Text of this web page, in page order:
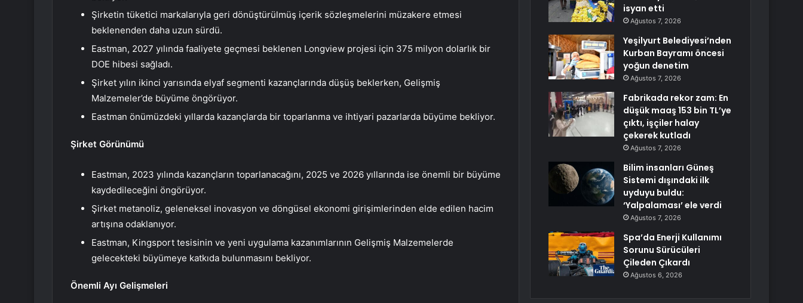
Şirketin tüketici markalarıyla geri dönüştürülmüş içerik sözleşmelerini müzakere etmesi
beklenenden daha uzun sürdü.
Eastman, 2027 yılında faaliyete geçmesi beklenen Longview projesi için 375 milyon dolarlık bir
DOE hibesi sağladı.
Şirket yılın ikinci yarısında elyaf segmenti kazançlarında düşüş beklerken, Gelişmiş
Malzemeler’de büyüme öngörüyor.
Eastman önümüzdeki yıllarda kazançlarda bir toparlanma ve ihtiyari pazarlarda büyüme bekliyor.
Şirket Görünümü
Eastman, 2023 yılında kazançların toparlanacağını, 2025 ve 2026 yıllarında ise önemli bir büyüme
kaydedileceğini öngörüyor.
Şirket metanoliz, geleneksel inovasyon ve döngüsel ekonomi girişimlerinden elde edilen hacim
artışına odaklanıyor.
Eastman, Kingsport tesisinin ve yeni uygulama kazanımlarının Gelişmiş Malzemelerde
gelecekteki büyümeye katkıda bulunmasını bekliyor.
Önemli Ayı Gelişmeleri
isyan etti
Ağustos 7, 2026
Yeşilyurt Belediyesi’nden
Kurban Bayramı öncesi
yoğun denetim
Ağustos 7, 2026
Fabrikada rekor zam: En
düşük maaş 153 bin TL’ye
çıktı, işçiler halay
çekerek kutladı
Ağustos 7, 2026
Bilim insanları Güneş
Sistemi dışındaki ilk
uyduyu buldu:
‘Yalpalaması’ ele verdi
Ağustos 7, 2026
Spa’da Enerji Kullanımı
Sorunu Sürücüleri
Çileden Çıkardı
Ağustos 6, 2026